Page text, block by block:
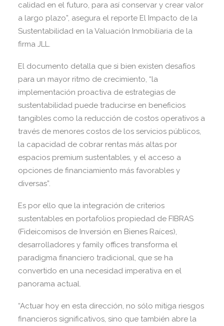
calidad en el futuro, para así conservar y crear valor
a largo plazo”, asegura el reporte El Impacto de la
Sustentabilidad en la Valuación Inmobiliaria de la
firma JLL.
El documento detalla que si bien existen desafíos
para un mayor ritmo de crecimiento, “la
implementación proactiva de estrategias de
sustentabilidad puede traducirse en beneficios
tangibles como la reducción de costos operativos a
través de menores costos de los servicios públicos,
la capacidad de cobrar rentas más altas por
espacios premium sustentables, y el acceso a
opciones de financiamiento más favorables y
diversas”.
Es por ello que la integración de criterios
sustentables en portafolios propiedad de FIBRAS
(Fideicomisos de Inversión en Bienes Raíces),
desarrolladores y family offices transforma el
paradigma financiero tradicional, que se ha
convertido en una necesidad imperativa en el
panorama actual.
“Actuar hoy en esta dirección, no sólo mitiga riesgos
financieros significativos, sino que también abre la